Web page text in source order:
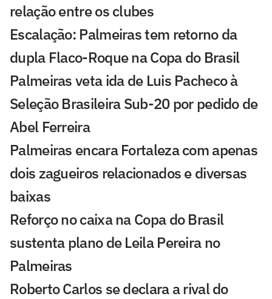
relação entre os clubes
Escalação: Palmeiras tem retorno da
dupla Flaco-Roque na Copa do Brasil
Palmeiras veta ida de Luis Pacheco à
Seleção Brasileira Sub-20 por pedido de
Abel Ferreira
Palmeiras encara Fortaleza com apenas
dois zagueiros relacionados e diversas
baixas
Reforço no caixa na Copa do Brasil
sustenta plano de Leila Pereira no
Palmeiras
Roberto Carlos se declara a rival do